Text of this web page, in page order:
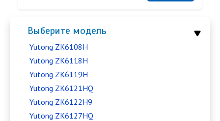
Выберите модель
Yutong ZK6108H
Yutong ZK6118H
Yutong ZK6119H
Yutong ZK6121HQ
Yutong ZK6122H9
Yutong ZK6127HQ